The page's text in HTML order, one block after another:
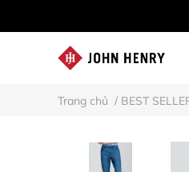
Trang chủ / BEST